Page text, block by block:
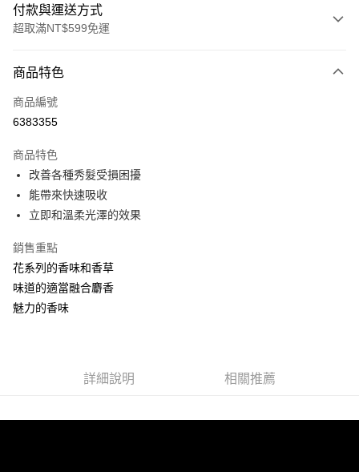
付款與運送方式
超取滿NT$599免運
信用卡一次付款
超商取貨付款
Apple Pay
街口支付
ATM付款
商品特色
商品編號
6383355
商品特色
改善各種秀髮受損困擾
能帶來快速吸收
立即和溫柔光澤的效果
銷售重點
花系列的香味和香草
味道的適當融合麝香
魅力的香味
詳細說明 相關推薦